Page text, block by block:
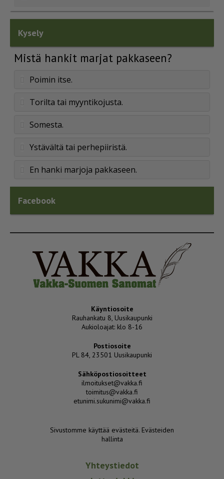
Kysely
Mistä hankit marjat pakkaseen?
Poimin itse.
Torilta tai myyntikojusta.
Somesta.
Ystävältä tai perhepiiristä.
En hanki marjoja pakkaseen.
Facebook
Käyntiosoite
Rauhankatu 8, Uusikaupunki
Aukioloajat: klo 8-16
Postiosoite
PL 84, 23501 Uusikaupunki
Sähköpostiosoitteet
ilmoitukset@vakka.fi
toimitus@vakka.fi
etunimi.sukunimi@vakka.fi
Sivustomme käyttää evästeitä. Evästeiden
hallinta
Yhteystiedot